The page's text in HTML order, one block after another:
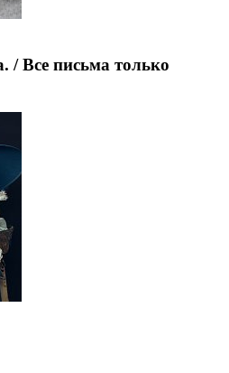
Все письма только